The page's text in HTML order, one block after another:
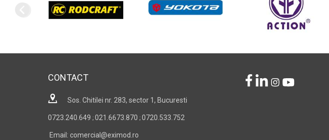
CONTACT
Sos. Chitilei nr. 283, sector 1, Bucuresti
0723.240.649 ; 021.6673.870 ; 0720.533.752
Email: comercial@eximod.ro